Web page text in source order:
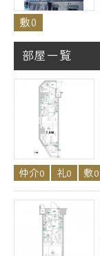
敷0
部屋一覧
仲介0 礼0 敷0